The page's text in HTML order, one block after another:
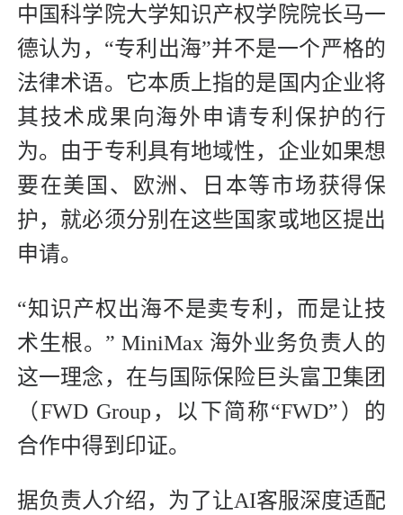
中国科学院大学知识产权学院院长马一
德认为，“专利出海”并不是一个严格的
法律术语。它本质上指的是国内企业将
其技术成果向海外申请专利保护的行
为。由于专利具有地域性，企业如果想
要在美国、欧洲、日本等市场获得保
护，就必须分别在这些国家或地区提出
申请。
“知识产权出海不是卖专利，而是让技
术生根。” MiniMax 海外业务负责人的
这一理念，在与国际保险巨头富卫集团
（FWD Group，以下简称“FWD”）的
合作中得到印证。
据负责人介绍，为了让AI客服深度适配